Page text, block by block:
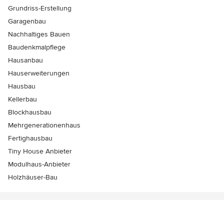
Grundriss-Erstellung
Garagenbau
Nachhaltiges Bauen
Baudenkmalpflege
Hausanbau
Hauserweiterungen
Hausbau
Kellerbau
Blockhausbau
Mehrgenerationenhaus
Fertighausbau
Tiny House Anbieter
Modulhaus-Anbieter
Holzhäuser-Bau